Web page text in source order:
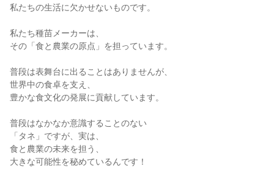
私たちの生活に欠かせないものです。
私たち種苗メーカーは、
その「食と農業の原点」を担っています。
普段は表舞台に出ることはありませんが、
世界中の食卓を支え、
豊かな食文化の発展に貢献しています。
普段はなかなか意識することのない
「タネ」ですが、実は、
食と農業の未来を担う、
大きな可能性を秘めているんです！